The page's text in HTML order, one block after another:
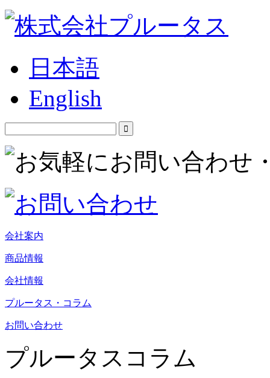
日本語
English
会社案内
商品情報
会社情報
プルータス・コラム
お問い合わせ
プルータスコラム